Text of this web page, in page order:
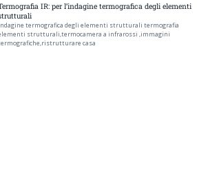
IR: per l’indagine termografica degli elementi
termografica degli elementi strutturali termografia
strutturali,termocamera a infrarossi ,immagini
casa